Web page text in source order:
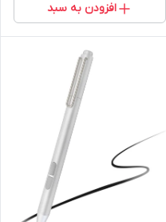
افزودن به سبد